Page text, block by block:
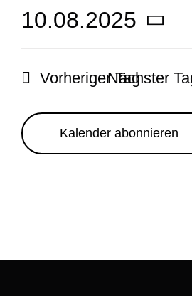
10.08.2025
wählen.
Vorheriger Tag
Nächster
Kalender abonnieren